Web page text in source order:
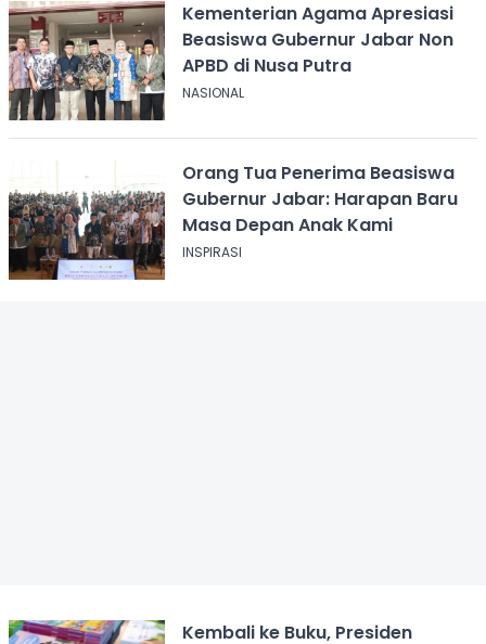
Kementerian Agama Apresiasi
Beasiswa Gubernur Jabar Non
APBD di Nusa Putra
NASIONAL
Orang Tua Penerima Beasiswa
Gubernur Jabar: Harapan Baru
Masa Depan Anak Kami
INSPIRASI
Kembali ke Buku, Presiden